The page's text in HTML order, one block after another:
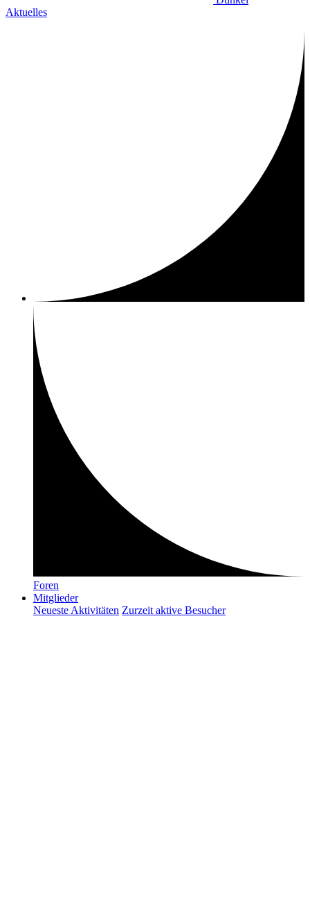
Aktuelles
Foren
Mitglieder
Neueste Aktivitäten Zurzeit aktive Besucher